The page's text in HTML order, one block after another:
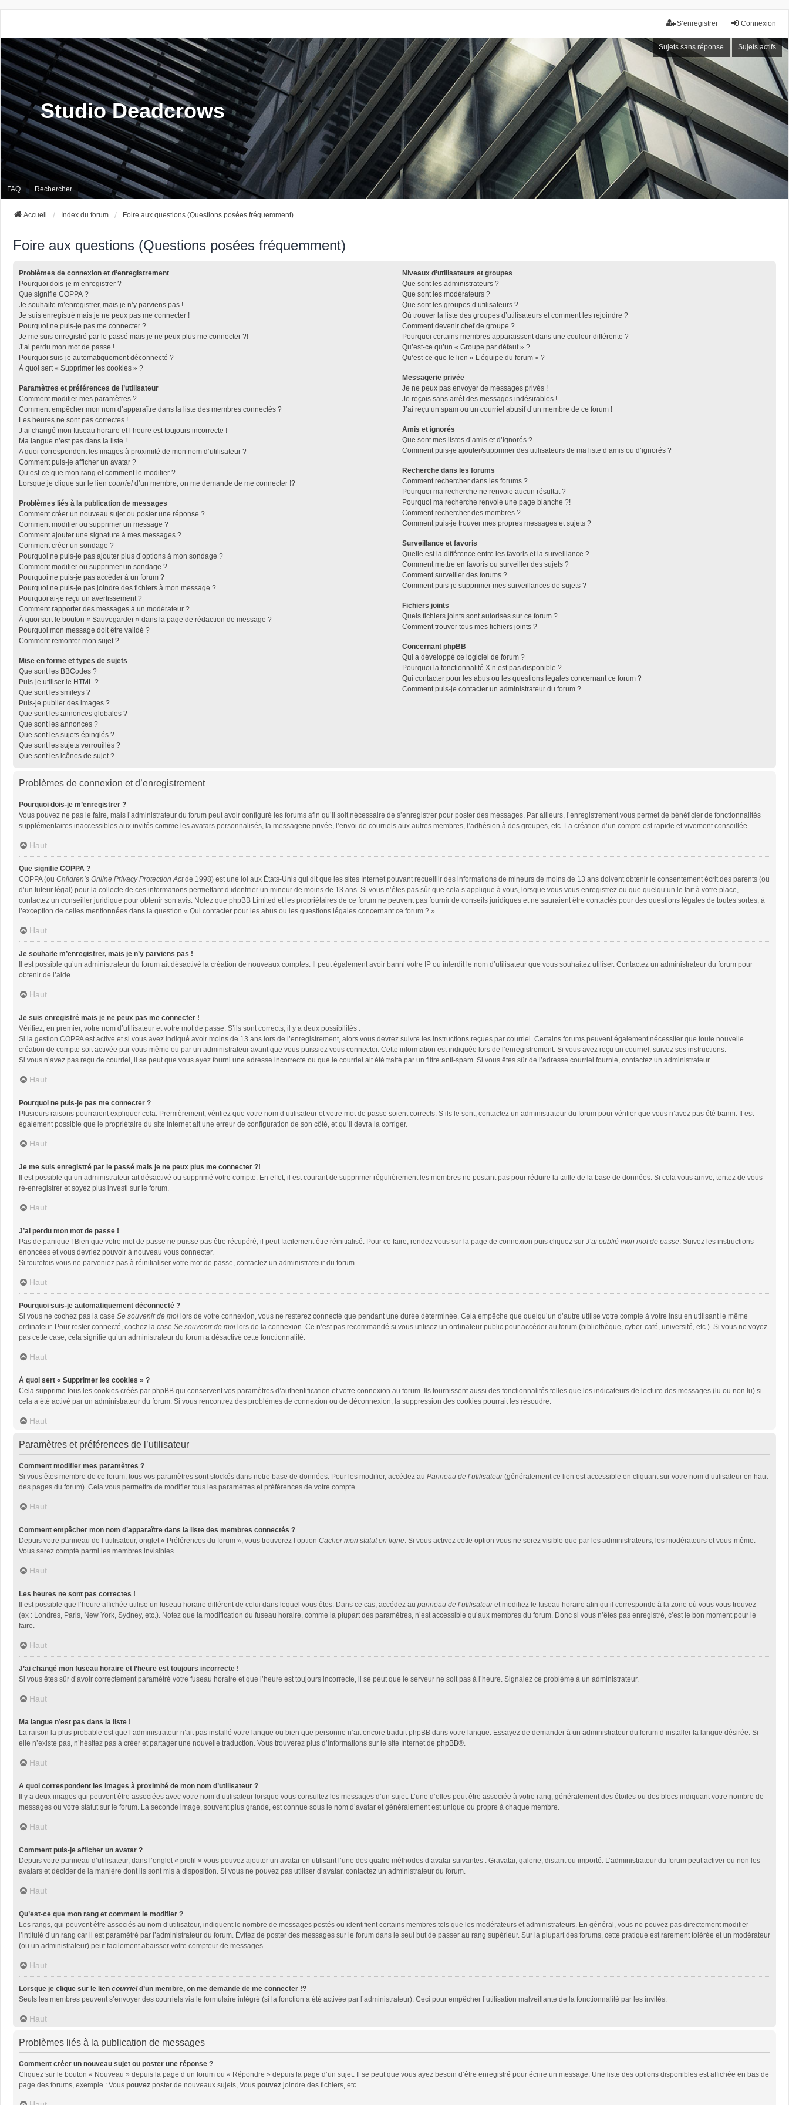
Connexion
S’enregistrer
Sujets sans réponse Sujets actifs
Studio Deadcrows
FAQ Rechercher
Accueil Index du forum Foire aux questions (Questions posées fréquemment)
Foire aux questions (Questions posées fréquemment)
Problèmes de connexion et d’enregistrement
Pourquoi dois-je m’enregistrer ?
Que signifie COPPA ?
Je souhaite m’enregistrer, mais je n’y parviens pas !
Je suis enregistré mais je ne peux pas me connecter !
Pourquoi ne puis-je pas me connecter ?
Je me suis enregistré par le passé mais je ne peux plus me connecter ?!
J’ai perdu mon mot de passe !
Pourquoi suis-je automatiquement déconnecté ?
À quoi sert « Supprimer les cookies » ?
Paramètres et préférences de l’utilisateur
Comment modifier mes paramètres ?
Comment empêcher mon nom d’apparaître dans la liste des membres connectés ?
Les heures ne sont pas correctes !
J’ai changé mon fuseau horaire et l’heure est toujours incorrecte !
Ma langue n’est pas dans la liste !
A quoi correspondent les images à proximité de mon nom d’utilisateur ?
Comment puis-je afficher un avatar ?
Qu’est-ce que mon rang et comment le modifier ?
Lorsque je clique sur le lien courriel d’un membre, on me demande de me connecter !?
Problèmes liés à la publication de messages
Comment créer un nouveau sujet ou poster une réponse ?
Comment modifier ou supprimer un message ?
Comment ajouter une signature à mes messages ?
Comment créer un sondage ?
Pourquoi ne puis-je pas ajouter plus d’options à mon sondage ?
Comment modifier ou supprimer un sondage ?
Pourquoi ne puis-je pas accéder à un forum ?
Pourquoi ne puis-je pas joindre des fichiers à mon message ?
Pourquoi ai-je reçu un avertissement ?
Comment rapporter des messages à un modérateur ?
À quoi sert le bouton « Sauvegarder » dans la page de rédaction de message ?
Pourquoi mon message doit être validé ?
Comment remonter mon sujet ?
Mise en forme et types de sujets
Que sont les BBCodes ?
Puis-je utiliser le HTML ?
Que sont les smileys ?
Puis-je publier des images ?
Que sont les annonces globales ?
Que sont les annonces ?
Que sont les sujets épinglés ?
Que sont les sujets verrouillés ?
Que sont les icônes de sujet ?
Niveaux d’utilisateurs et groupes
Que sont les administrateurs ?
Que sont les modérateurs ?
Que sont les groupes d’utilisateurs ?
Où trouver la liste des groupes d’utilisateurs et comment les rejoindre ?
Comment devenir chef de groupe ?
Pourquoi certains membres apparaissent dans une couleur différente ?
Qu’est-ce qu’un « Groupe par défaut » ?
Qu’est-ce que le lien « L’équipe du forum » ?
Messagerie privée
Je ne peux pas envoyer de messages privés !
Je reçois sans arrêt des messages indésirables !
J’ai reçu un spam ou un courriel abusif d’un membre de ce forum !
Amis et ignorés
Que sont mes listes d’amis et d’ignorés ?
Comment puis-je ajouter/supprimer des utilisateurs de ma liste d’amis ou d’ignorés ?
Recherche dans les forums
Comment rechercher dans les forums ?
Pourquoi ma recherche ne renvoie aucun résultat ?
Pourquoi ma recherche renvoie une page blanche ?!
Comment rechercher des membres ?
Comment puis-je trouver mes propres messages et sujets ?
Surveillance et favoris
Quelle est la différence entre les favoris et la surveillance ?
Comment mettre en favoris ou surveiller des sujets ?
Comment surveiller des forums ?
Comment puis-je supprimer mes surveillances de sujets ?
Fichiers joints
Quels fichiers joints sont autorisés sur ce forum ?
Comment trouver tous mes fichiers joints ?
Concernant phpBB
Qui a développé ce logiciel de forum ?
Pourquoi la fonctionnalité X n’est pas disponible ?
Qui contacter pour les abus ou les questions légales concernant ce forum ?
Comment puis-je contacter un administrateur du forum ?
Problèmes de connexion et d’enregistrement
Pourquoi dois-je m’enregistrer ?
Vous pouvez ne pas le faire, mais l’administrateur du forum peut avoir configuré les forums afin qu’il soit nécessaire de s’enregistrer pour poster des messages. Par ailleurs, l’enregistrement vous permet de bénéficier de fonctionnalités
supplémentaires inaccessibles aux invités comme les avatars personnalisés, la messagerie privée, l’envoi de courriels aux autres membres, l’adhésion à des groupes, etc. La création d’un compte est rapide et vivement conseillée.
Haut
Que signifie COPPA ?
COPPA (ou Children’s Online Privacy Protection Actde 1998) est une loi aux États-Unis qui dit que les sites Internet pouvant recueillir des informations de mineurs de moins de 13 ans doivent obtenir le consentement écrit des parents (ou
d’un tuteur légal) pour la collecte de ces informations permettant d’identifier un mineur de moins de 13 ans. Si vous n’êtes pas sûr que cela s’applique à vous, lorsque vous vous enregistrez ou que quelqu’un le fait à votre place,
contactez un conseiller juridique pour obtenir son avis. Notez que phpBB Limited et les propriétaires de ce forum ne peuvent pas fournir de conseils juridiques et ne sauraient être contactés pour des questions légales de toutes sortes, à
l’exception de celles mentionnées dans la question « Qui contacter pour les abus ou les questions légales concernant ce forum ? ».
Haut
Je souhaite m’enregistrer, mais je n’y parviens pas !
Il est possible qu’un administrateur du forum ait désactivé la création de nouveaux comptes. Il peut également avoir banni votre IP ou interdit le nom d’utilisateur que vous souhaitez utiliser. Contactez un administrateur du forum pour
obtenir de l’aide.
Haut
Je suis enregistré mais je ne peux pas me connecter !
Vérifiez, en premier, votre nom d’utilisateur et votre mot de passe. S’ils sont corrects, il y a deux possibilités :
Si la gestion COPPA est active et si vous avez indiqué avoir moins de 13 ans lors de l’enregistrement, alors vous devrez suivre les instructions reçues par courriel. Certains forums peuvent également nécessiter que toute nouvelle
création de compte soit activée par vous-même ou par un administrateur avant que vous puissiez vous connecter. Cette information est indiquée lors de l’enregistrement. Si vous avez reçu un courriel, suivez ses instructions.
Si vous n’avez pas reçu de courriel, il se peut que vous ayez fourni une adresse incorrecte ou que le courriel ait été traité par un filtre anti-spam. Si vous êtes sûr de l’adresse courriel fournie, contactez un administrateur.
Haut
Pourquoi ne puis-je pas me connecter ?
Plusieurs raisons pourraient expliquer cela. Premièrement, vérifiez que votre nom d’utilisateur et votre mot de passe soient corrects. S’ils le sont, contactez un administrateur du forum pour vérifier que vous n’avez pas été banni. Il est
également possible que le propriétaire du site Internet ait une erreur de configuration de son côté, et qu’il devra la corriger.
Haut
Je me suis enregistré par le passé mais je ne peux plus me connecter ?!
Il est possible qu’un administrateur ait désactivé ou supprimé votre compte. En effet, il est courant de supprimer régulièrement les membres ne postant pas pour réduire la taille de la base de données. Si cela vous arrive, tentez de vous
ré-enregistrer et soyez plus investi sur le forum.
Haut
J’ai perdu mon mot de passe !
Pas de panique ! Bien que votre mot de passe ne puisse pas être récupéré, il peut facilement être réinitialisé. Pour ce faire, rendez vous sur la page de connexion puis cliquez sur J’ai oublié mon mot de passe. Suivez les instructions
énoncées et vous devriez pouvoir à nouveau vous connecter.
Si toutefois vous ne parveniez pas à réinitialiser votre mot de passe, contactez un administrateur du forum.
Haut
Pourquoi suis-je automatiquement déconnecté ?
Si vous ne cochez pas la case Se souvenir de moi lors de votre connexion, vous ne resterez connecté que pendant une durée déterminée. Cela empêche que quelqu’un d’autre utilise votre compte à votre insu en utilisant le même
ordinateur. Pour rester connecté, cochez la case Se souvenir de moi lors de la connexion. Ce n’est pas recommandé si vous utilisez un ordinateur public pour accéder au forum (bibliothèque, cyber-café, université, etc.). Si vous ne voyez
pas cette case, cela signifie qu’un administrateur du forum a désactivé cette fonctionnalité.
Haut
À quoi sert « Supprimer les cookies » ?
Cela supprime tous les cookies créés par phpBB qui conservent vos paramètres d’authentification et votre connexion au forum. Ils fournissent aussi des fonctionnalités telles que les indicateurs de lecture des messages (lu ou non lu) si
cela a été activé par un administrateur du forum. Si vous rencontrez des problèmes de connexion ou de déconnexion, la suppression des cookies pourrait les résoudre.
Haut
Paramètres et préférences de l’utilisateur
Comment modifier mes paramètres ?
Si vous êtes membre de ce forum, tous vos paramètres sont stockés dans notre base de données. Pour les modifier, accédez au Panneau de l’utilisateur(généralement ce lien est accessible en cliquant sur votre nom d’utilisateur en haut
des pages du forum). Cela vous permettra de modifier tous les paramètres et préférences de votre compte.
Haut
Comment empêcher mon nom d’apparaître dans la liste des membres connectés ?
Depuis votre panneau de l’utilisateur, onglet « Préférences du forum », vous trouverez l’option Cacher mon statut en ligne. Si vous activez cette option vous ne serez visible que par les administrateurs, les modérateurs et vous-même.
Vous serez compté parmi les membres invisibles.
Haut
Les heures ne sont pas correctes !
Il est possible que l’heure affichée utilise un fuseau horaire différent de celui dans lequel vous êtes. Dans ce cas, accédez au panneau de l’utilisateuret modifiez le fuseau horaire afin qu’il corresponde à la zone où vous vous trouvez
(ex : Londres, Paris, New York, Sydney, etc.). Notez que la modification du fuseau horaire, comme la plupart des paramètres, n’est accessible qu’aux membres du forum. Donc si vous n’êtes pas enregistré, c’est le bon moment pour le
faire.
Haut
J’ai changé mon fuseau horaire et l’heure est toujours incorrecte !
Si vous êtes sûr d’avoir correctement paramétré votre fuseau horaire et que l’heure est toujours incorrecte, il se peut que le serveur ne soit pas à l’heure. Signalez ce problème à un administrateur.
Haut
Ma langue n’est pas dans la liste !
La raison la plus probable est que l’administrateur n’ait pas installé votre langue ou bien que personne n’ait encore traduit phpBB dans votre langue. Essayez de demander à un administrateur du forum d’installer la langue désirée. Si
elle n’existe pas, n’hésitez pas à créer et partager une nouvelle traduction. Vous trouverez plus d’informations sur le site Internet de phpBB®.
Haut
A quoi correspondent les images à proximité de mon nom d’utilisateur ?
Il y a deux images qui peuvent être associées avec votre nom d’utilisateur lorsque vous consultez les messages d’un sujet. L’une d’elles peut être associée à votre rang, généralement des étoiles ou des blocs indiquant votre nombre de
messages ou votre statut sur le forum. La seconde image, souvent plus grande, est connue sous le nom d’avatar et généralement est unique ou propre à chaque membre.
Haut
Comment puis-je afficher un avatar ?
Depuis votre panneau d’utilisateur, dans l’onglet « profil » vous pouvez ajouter un avatar en utilisant l’une des quatre méthodes d’avatar suivantes : Gravatar, galerie, distant ou importé. L’administrateur du forum peut activer ou non les
avatars et décider de la manière dont ils sont mis à disposition. Si vous ne pouvez pas utiliser d’avatar, contactez un administrateur du forum.
Haut
Qu’est-ce que mon rang et comment le modifier ?
Les rangs, qui peuvent être associés au nom d’utilisateur, indiquent le nombre de messages postés ou identifient certains membres tels que les modérateurs et administrateurs. En général, vous ne pouvez pas directement modifier
l’intitulé d’un rang car il est paramétré par l’administrateur du forum. Évitez de poster des messages sur le forum dans le seul but de passer au rang supérieur. Sur la plupart des forums, cette pratique est rarement tolérée et un modérateur
(ou un administrateur) peut facilement abaisser votre compteur de messages.
Haut
Lorsque je clique sur le lien courrield’un membre, on me demande de me connecter !?
Seuls les membres peuvent s’envoyer des courriels via le formulaire intégré (si la fonction a été activée par l’administrateur). Ceci pour empêcher l’utilisation malveillante de la fonctionnalité par les invités.
Haut
Problèmes liés à la publication de messages
Comment créer un nouveau sujet ou poster une réponse ?
Cliquez sur le bouton « Nouveau » depuis la page d’un forum ou « Répondre » depuis la page d’un sujet. Il se peut que vous ayez besoin d’être enregistré pour écrire un message. Une liste des options disponibles est affichée en bas de
page des forums, exemple : Vous pouvez poster de nouveaux sujets, Vous pouvez joindre des fichiers, etc.